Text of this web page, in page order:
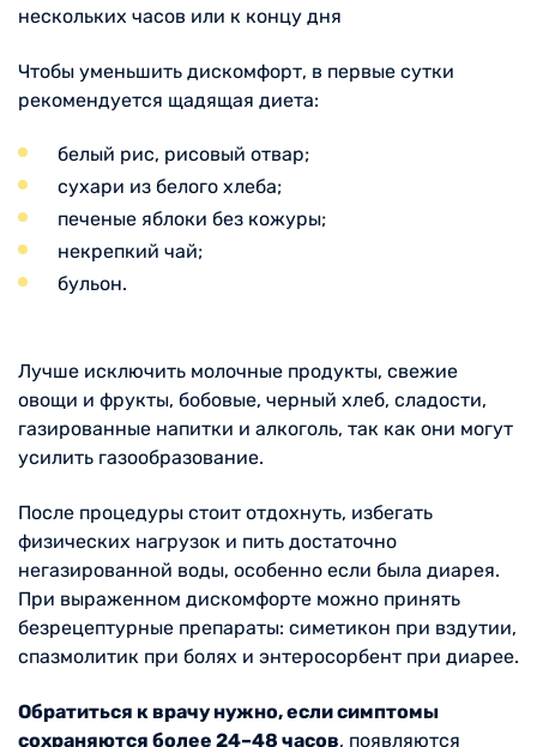
нескольких часов или к концу дня
Чтобы уменьшить дискомфорт, в первые сутки
рекомендуется щадящая диета:
белый рис, рисовый отвар;
сухари из белого хлеба;
печеные яблоки без кожуры;
некрепкий чай;
бульон.
Лучше исключить молочные продукты, свежие
овощи и фрукты, бобовые, черный хлеб, сладости,
газированные напитки и алкоголь, так как они могут
усилить газообразование.
После процедуры стоит отдохнуть, избегать
физических нагрузок и пить достаточно
негазированной воды, особенно если была диарея.
При выраженном дискомфорте можно принять
безрецептурные препараты: симетикон при вздутии,
спазмолитик при болях и энтеросорбент при диарее.
Обратиться к врачу нужно, если симптомы
сохраняются более 24–48 часов, появляются